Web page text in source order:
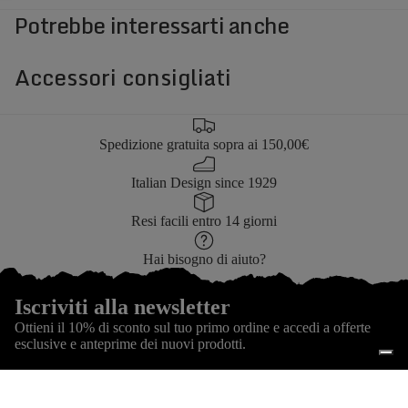
APRI
IMMAGINE
SCHERMO
APRI
IMMAGINE
SCHERMO
Potrebbe interessarti anche
Accessori consigliati
Spedizione gratuita sopra ai 150,00€
Italian Design since 1929
Resi facili entro 14 giorni
Hai bisogno di aiuto?
Iscriviti alla newsletter
Ottieni il 10% di sconto sul tuo primo ordine e accedi a offerte
esclusive e anteprime dei nuovi prodotti.